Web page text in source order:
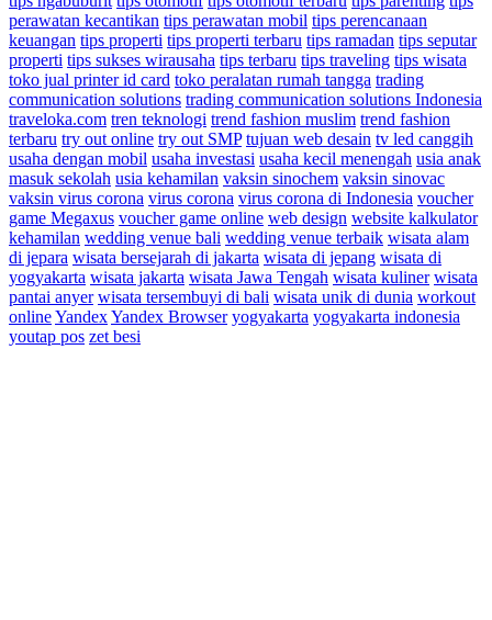
perawatan kecantikan tips perawatan mobil tips perencanaan
keuangan tips properti tips properti terbaru tips ramadan tips seputar
properti tips sukses wirausaha tips terbaru tips traveling tips wisata
toko jual printer id card toko peralatan rumah tangga trading
communication solutions trading communication solutions Indonesia
traveloka.com tren teknologi trend fashion muslim trend fashion
terbaru try out online try out SMP tujuan web desain tv led canggih
usaha dengan mobil usaha investasi usaha kecil menengah usia anak
masuk sekolah usia kehamilan vaksin sinochem vaksin sinovac
vaksin virus corona virus corona virus corona di Indonesia voucher
game Megaxus voucher game online web design website kalkulator
kehamilan wedding venue bali wedding venue terbaik wisata alam
di jepara wisata bersejarah di jakarta wisata di jepang wisata di
yogyakarta wisata jakarta wisata Jawa Tengah wisata kuliner wisata
pantai anyer wisata tersembuyi di bali wisata unik di dunia workout
onlineYandexYandex Browser yogyakarta yogyakarta indonesia
youtap pos zet besi